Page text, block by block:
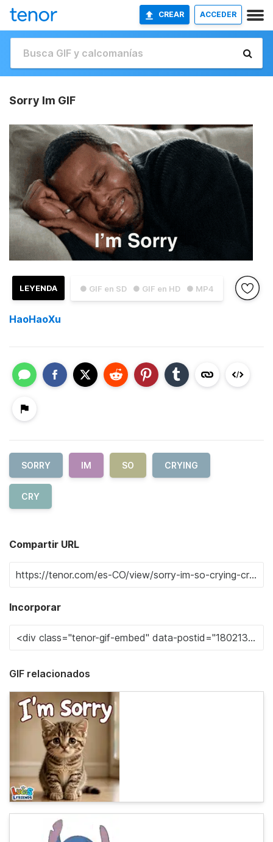
CREAR ACCEDER
Sorry Im GIF
● GIF en SD ● GIF en HD ● MP4
LEYENDA
HaoHaoXu
SORRY IM SO CRYING
CRY
Compartir URL
Incorporar
GIF relacionados